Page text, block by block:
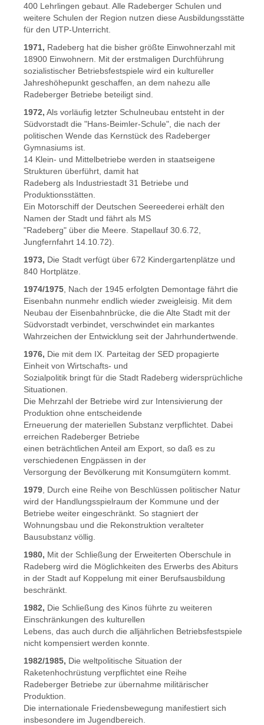
400 Lehrlingen gebaut. Alle Radeberger Schulen und
weitere Schulen der Region nutzen diese Ausbildungsstätte
für den UTP-Unterricht.
1971, Radeberg hat die bisher größte Einwohnerzahl mit
18900 Einwohnern. Mit der erstmaligen Durchführung
sozialistischer Betriebsfestspiele wird ein kultureller
Jahreshöhepunkt geschaffen, an dem nahezu alle
Radeberger Betriebe beteiligt sind.
1972, Als vorläufig letzter Schulneubau entsteht in der
Südvorstadt die "Hans-Beimler-Schule", die nach der
politischen Wende das Kernstück des Radeberger
Gymnasiums ist.
14 Klein- und Mittelbetriebe werden in staatseigene
Strukturen überführt, damit hat
Radeberg als Industriestadt 31 Betriebe und
Produktionsstätten.
Ein Motorschiff der Deutschen Seereederei erhält den
Namen der Stadt und fährt als MS
"Radeberg" über die Meere. Stapellauf 30.6.72,
Jungfernfahrt 14.10.72).
1973, Die Stadt verfügt über 672 Kindergartenplätze und
840 Hortplätze.
1974/1975 , Nach der 1945 erfolgten Demontage fährt die
Eisenbahn nunmehr endlich wieder zweigleisig. Mit dem
Neubau der Eisenbahnbrücke, die die Alte Stadt mit der
Südvorstadt verbindet, verschwindet ein markantes
Wahrzeichen der Entwicklung seit der Jahrhundertwende.
1976, Die mit dem IX. Parteitag der SED propagierte
Einheit von Wirtschafts- und
Sozialpolitik bringt für die Stadt Radeberg widersprüchliche
Situationen.
Die Mehrzahl der Betriebe wird zur Intensivierung der
Produktion ohne entscheidende
Erneuerung der materiellen Substanz verpflichtet. Dabei
erreichen Radeberger Betriebe
einen beträchtlichen Anteil am Export, so daß es zu
verschiedenen Engpässen in der
Versorgung der Bevölkerung mit Konsumgütern kommt.
1979 , Durch eine Reihe von Beschlüssen politischer Natur
wird der Handlungsspielraum der Kommune und der
Betriebe weiter eingeschränkt. So stagniert der
Wohnungsbau und die Rekonstruktion veralteter
Bausubstanz völlig.
1980, Mit der Schließung der Erweiterten Oberschule in
Radeberg wird die Möglichkeiten des Erwerbs des Abiturs
in der Stadt auf Koppelung mit einer Berufsausbildung
beschränkt.
1982, Die Schließung des Kinos führte zu weiteren
Einschränkungen des kulturellen
Lebens, das auch durch die alljährlichen Betriebsfestspiele
nicht kompensiert werden konnte.
1982/1985, Die weltpolitische Situation der
Raketenhochrüstung verpflichtet eine Reihe
Radeberger Betriebe zur übernahme militärischer
Produktion.
Die internationale Friedensbewegung manifestiert sich
insbesondere im Jugendbereich.